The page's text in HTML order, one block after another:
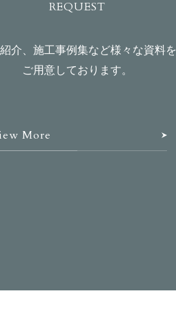
REQUEST
介、施工事例集など様々な資料を
ご用意しております。
More